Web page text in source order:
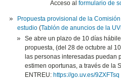
Acceso alformulario de
Propuesta provisional de la
estudio (Tablón de anuncios de la
Se abre un plazo de 10 días
propuesta, (del 28 de octubre al
las personas interesadas puedan
estimen oportunas, a través de la
ENTREU:https://go.uv.es/9ZXFTsq